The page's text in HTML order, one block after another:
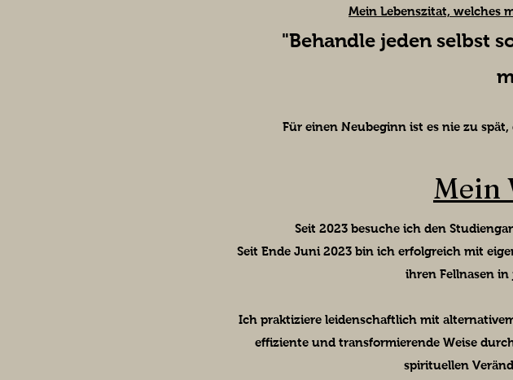
Mein Lebenszitat, welches
"Behandle jeden selbst
Für einen Neubeginn ist es nie zu
Mein
Seit 2023 besuche ich den
Seit Ende Juni 2023 bin ich erfolgreich mit
ihren Fellnasen
Ich praktiziere leidenschaftlich mit
effiziente und transformierende Weise
spirituellen